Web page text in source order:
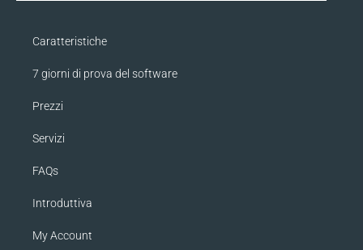
Caratteristiche
7 giorni di prova del software
Prezzi
Servizi
FAQs
Introduttiva
My Account